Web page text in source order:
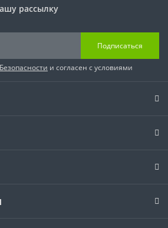
рассылку
Подписаться
и согласен с условиями